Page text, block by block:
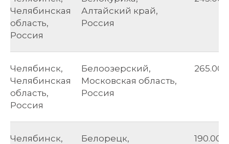
Челябинская
область,
Россия
Алтайский край,
Россия
Челябинск,
Челябинская
область,
Россия
Белоозерский,
Московская область,
Россия
265.00
Челябинск,
Белорецк,
190.00